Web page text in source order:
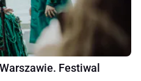
Festiwal